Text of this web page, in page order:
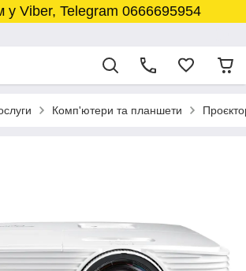
у Viber, Telegram 0666695954
Комп'ютери та планшети